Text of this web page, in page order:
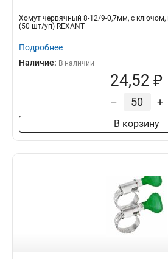
Хомут червячный 8-12/9-0,7мм, с
(50 шт/уп) REXANT
Подробнее
Наличие: В наличии
24,52 ₽
– +
В корзину